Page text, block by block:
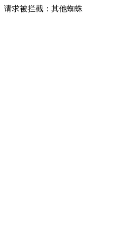
请求被拦截：其他蜘蛛